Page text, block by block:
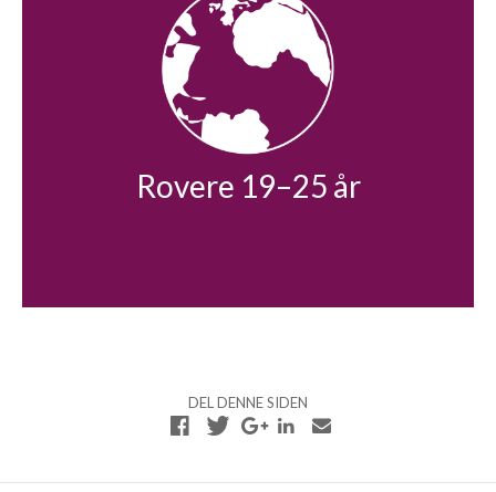
Rovere 19–25 år
DEL DENNE SIDEN